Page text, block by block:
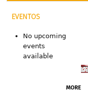
EVENTOS
No upcoming
events
available
MORE